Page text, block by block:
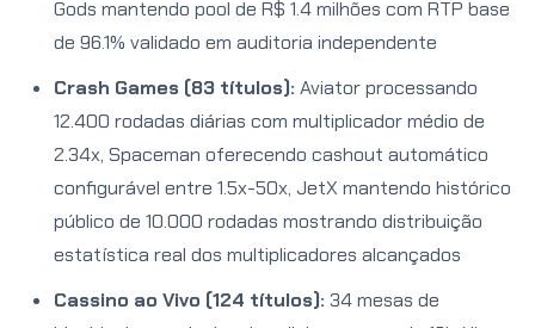
Gods mantendo pool de R$ 1.4 milhões com RTP base
de 96.1% validado em auditoria independente
Crash Games (83 títulos): Aviator processando
12.400 rodadas diárias com multiplicador médio de
2.34x, Spaceman oferecendo cashout automático
configurável entre 1.5x-50x, JetX mantendo histórico
público de 10.000 rodadas mostrando distribuição
estatística real dos multiplicadores alcançados
Cassino ao Vivo (124 títulos): 34 mesas de